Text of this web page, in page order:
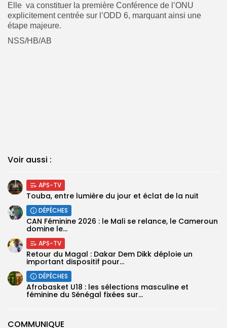
COMMUNIQUE
Elle va constituer la première Conférence de l’ONU
explicitement centrée sur l’ODD 6, marquant ainsi une
étape majeure.
NSS/HB/AB
Voir aussi :
APS-TV
Touba, entre lumière du jour et éclat de la nuit
DÉPÊCHES
‎CAN Féminine 2026 : le Mali se relance, le Cameroun
domine le...
APS-TV
Retour du Magal : Dakar Dem Dikk déploie un
important dispositif pour...
DÉPÊCHES
‎Afrobasket U18 : les sélections masculine et
féminine du Sénégal fixées sur...